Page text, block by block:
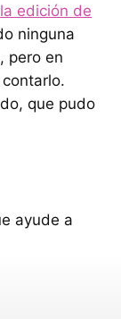
edición de
ninguna
pero en
que pudo
ayude a